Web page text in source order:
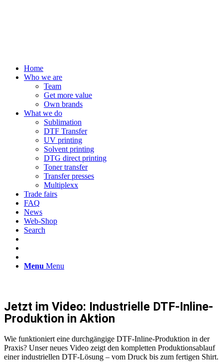
Home
Who we are
Team
Get more value
Own brands
What we do
Sublimation
DTF Transfer
UV printing
Solvent printing
DTG direct printing
Toner transfer
Transfer presses
Multiplexx
Trade fairs
FAQ
News
Web-Shop
Search
Menu Menu
Jetzt im Video: Industrielle DTF-Inline-
Produktion in Aktion
Wie funktioniert eine durchgängige DTF-Inline-Produktion in der
Praxis? Unser neues Video zeigt den kompletten Produktionsablauf
einer industriellen DTF-Lösung – vom Druck bis zum fertigen Shirt.